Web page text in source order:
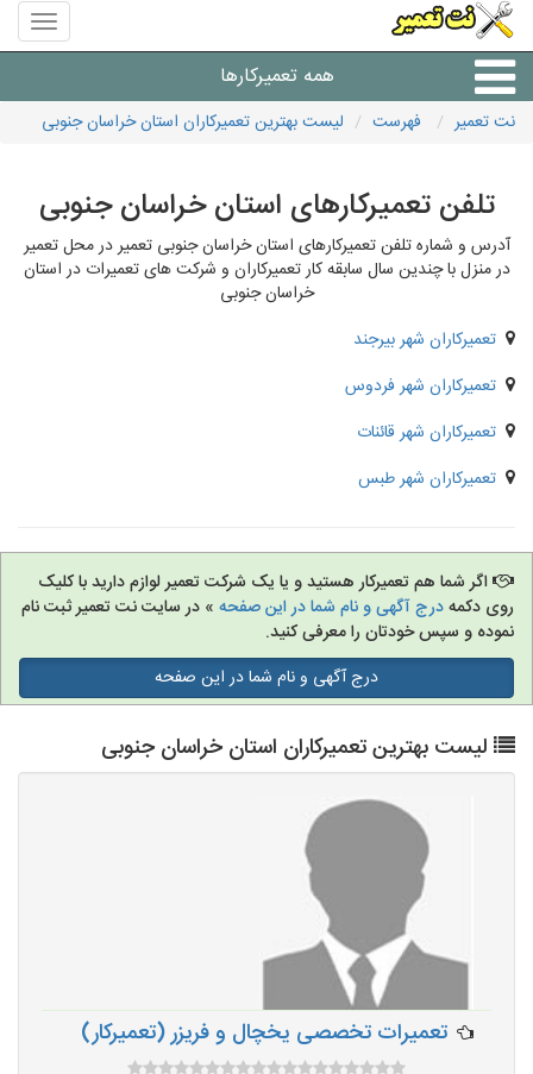
منوی
سایت
تعمیر
همه تعمیرکارها
نت تعمیر فهرست لیست بهترین تعمیرکاران استان خراسان جنوبی
تلفن تعمیرکارهای استان خراسان جنوبی
آدرس و شماره تلفن تعمیرکارهای استان خراسان جنوبی تعمیر در محل تعمیر
در منزل با چندین سال سابقه کار تعمیرکاران و شرکت های تعمیرات در استان
خراسان جنوبی
تعمیرکاران شهر بیرجند
تعمیرکاران شهر فردوس
تعمیرکاران شهر قائنات
تعمیرکاران شهر طبس
اگر شما هم تعمیرکار هستید و یا یک شرکت تعمیر لوازم دارید با کلیک
روی دکمهدرج آگهی و نام شما در این صفحه » در سایت نت تعمیر ثبت نام
نموده و سپس خودتان را معرفی کنید.
درج آگهی و نام شما در این صفحه
لیست بهترین تعمیرکاران استان خراسان جنوبی
تعمیرات تخصصی یخچال و فریزر (تعمیرکار)